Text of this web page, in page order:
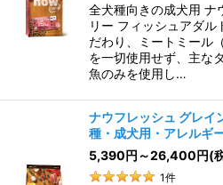
全犬種向きの成犬用 ナ
リー フィッシュアダル
だわり、ミートミール
を一切使用せず、主な
魚のみを使用し…
ナウフレッシュ グレイ
種・成犬用・アレルギ
5,390円 ～26,400円(
1件